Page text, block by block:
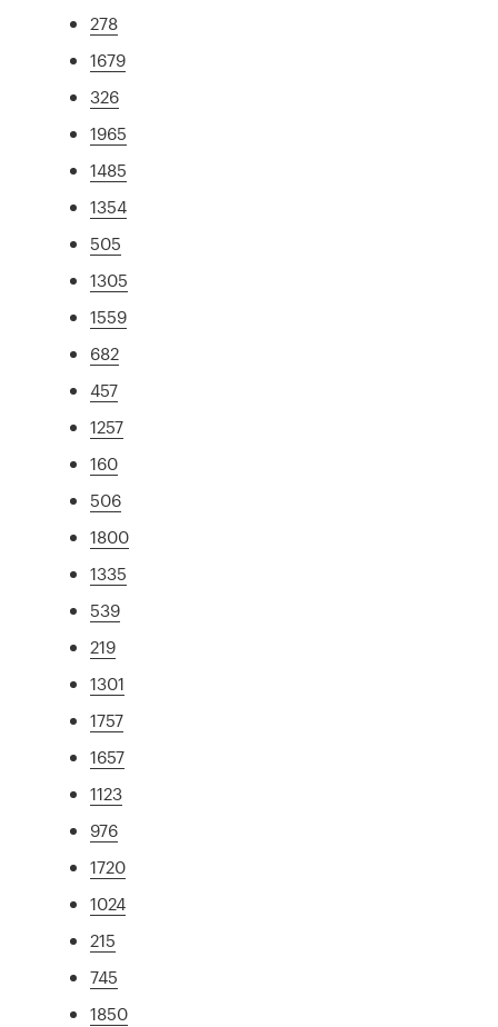
278
1679
326
1965
1485
1354
505
1305
1559
682
457
1257
160
506
1800
1335
539
219
1301
1757
1657
1123
976
1720
1024
215
745
1850